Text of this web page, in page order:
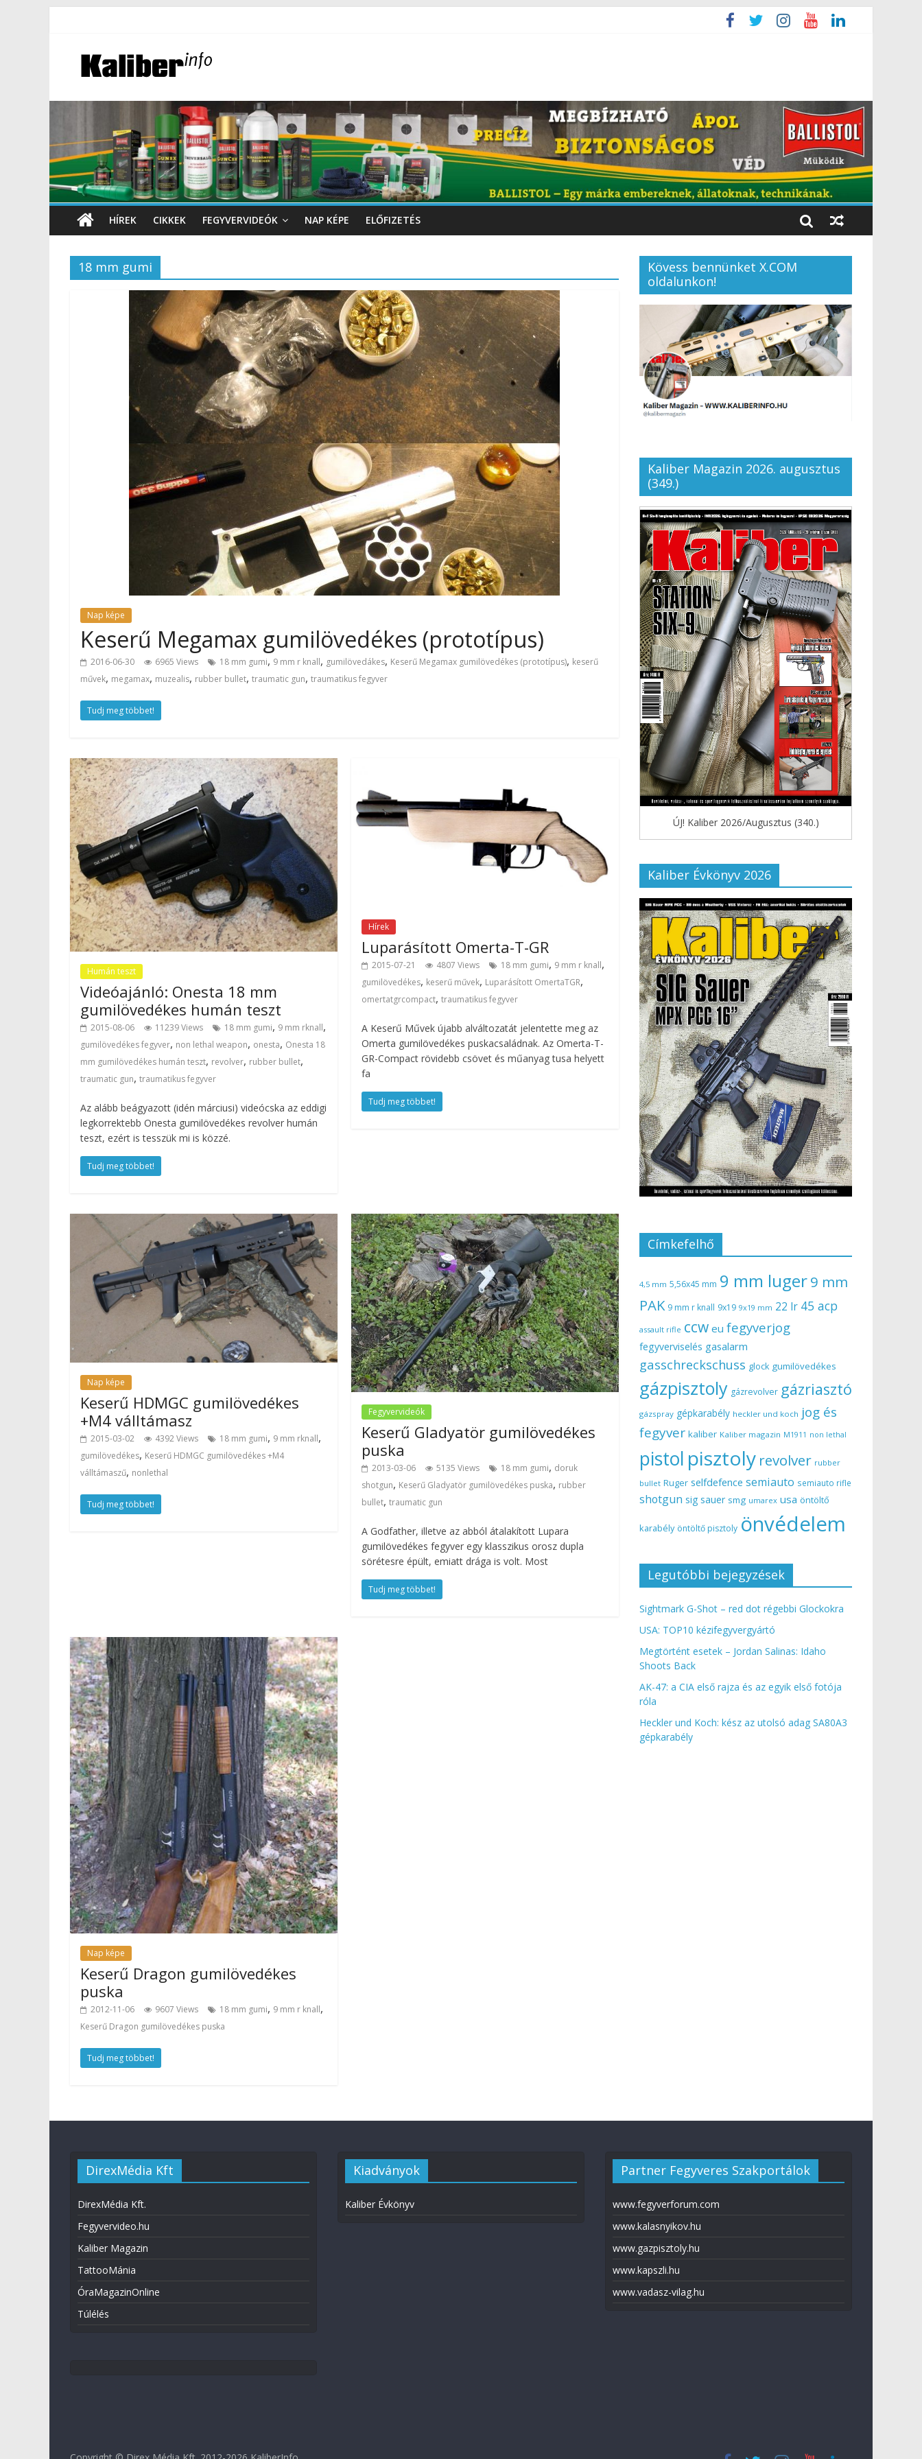
HÍREK CIKKEK FEGYVERVIDEÓK NAP KÉPE ELŐFIZETÉS
18 mm gumi
Nap képe
Keserű Megamax gumilövedékes (prototípus)
2016-06-30 6965 Views 18 mm gumi, 9 mm r knall, gumilövedákes, Keserű Megamax gumilövedékes (prototípus), keserű
művek, megamax, muzealis, rubber bullet, traumatic gun, traumatikus fegyver
Tudj meg többet!
Humán teszt
Videóajánló: Onesta 18 mm
gumilövedékes humán teszt
2015-08-06 11239 Views 18 mm gumi, 9 mm rknall,
gumilövedékes fegyver, non lethal weapon, onesta, Onesta 18
mm gumilövedékes humán teszt, revolver, rubber bullet,
traumatic gun, traumatikus fegyver
Az alább beágyazott (idén márciusi) videócska az eddigi
legkorrektebb Onesta gumilövedékes revolver humán
teszt, ezért is tesszük mi is közzé.
Tudj meg többet!
Hírek
Luparásított Omerta-T-GR
2015-07-21 4807 Views 18 mm gumi, 9 mm r knall,
gumilövedékes, keserű művek, Luparásított OmertaTGR,
omertatgrcompact,traumatikus fegyver
A Keserű Művek újabb alváltozatát jelentette meg az
Omerta gumilövedékes puskacsaládnak. Az Omerta-T-
GR-Compact rövidebb csövet és műanyag tusa helyett
fa
Tudj meg többet!
Nap képe
Keserű HDMGC gumilövedékes
+M4 válltámasz
2015-03-02 4392 Views 18 mm gumi, 9 mm rknall,
gumilövedékes, Keserű HDMGC gumilövedékes +M4
válltámaszű, nonlethal
Tudj meg többet!
Fegyvervideók
Keserű Gladyatör gumilövedékes
puska
2013-03-06 5135 Views 18 mm gumi, doruk
shotgun, Keserű Gladyatör gumilövedékes puska, rubber
bullet,traumatic gun
A Godfather, illetve az abból átalakított Lupara
gumilövedékes fegyver egy klasszikus orosz dupla
sörétesre épült, emiatt drága is volt. Most
Tudj meg többet!
Nap képe
Keserű Dragon gumilövedékes
puska
2012-11-06 9607 Views 18 mm gumi, 9 mm r knall,
Keserű Dragon gumilövedékes puska
Tudj meg többet!
Kövess bennünket X.COM
oldalunkon!
Kaliber Magazin 2026. augusztus
(349.)
ÚJ! Kaliber 2026/Augusztus (340.)
Kaliber Évkönyv 2026
Címkefelhő
4,5 mm 5,56x45 mm 9 mm luger9 mm
PAK 9 mm r knall 9x19 9x19 mm 22 lr 45 acp
assault rifle ccw eu fegyverjog
fegyverviselés gasalarm
gasschreckschuss glock gumilövedékes
gázpisztoly gázrevolver gázriasztó
gázspray gépkarabély heckler und koch jog és
fegyver kaliber Kaliber magazin M1911 non lethal
pistol pisztoly revolver rubber
bullet Ruger selfdefence semiauto semiauto rifle
shotgun sig sauer smg umarex usa öntöltő
karabély öntöltő pisztoly önvédelem
Legutóbbi bejegyzések
Sightmark G-Shot – red dot régebbi Glockokra
USA: TOP10 kézifegyvergyártó
Megtörtént esetek – Jordan Salinas: Idaho
Shoots Back
AK-47: a CIA első rajza és az egyik első fotója
róla
Heckler und Koch: kész az utolsó adag SA80A3
gépkarabély
DirexMédia Kft
DirexMédia Kft.
Fegyvervideo.hu
Kaliber Magazin
TattooMánia
ÓraMagazinOnline
Túlélés
Kiadványok
Kaliber Évkönyv
Partner Fegyveres Szakportálok
www.fegyverforum.com
www.kalasnyikov.hu
www.gazpisztoly.hu
www.kapszli.hu
www.vadasz-vilag.hu